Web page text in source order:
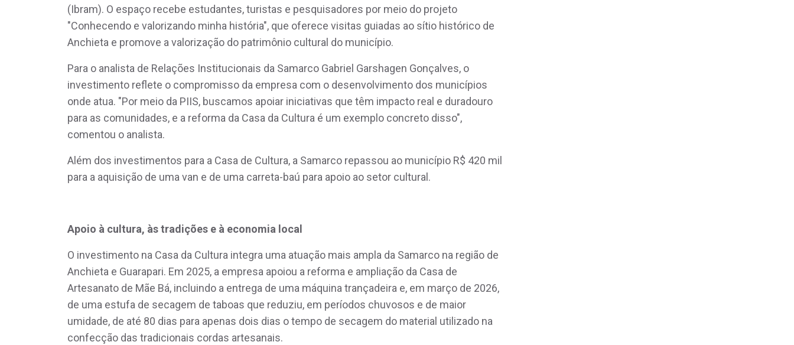
(Ibram). O espaço recebe estudantes, turistas e pesquisadores por meio do projeto
"Conhecendo e valorizando minha história", que oferece visitas guiadas ao sítio histórico de
Anchieta e promove a valorização do patrimônio cultural do município.
Para o analista de Relações Institucionais da Samarco Gabriel Garshagen Gonçalves, o
investimento reflete o compromisso da empresa com o desenvolvimento dos municípios
onde atua. "Por meio da PIIS, buscamos apoiar iniciativas que têm impacto real e duradouro
para as comunidades, e a reforma da Casa da Cultura é um exemplo concreto disso",
comentou o analista.
Além dos investimentos para a Casa de Cultura, a Samarco repassou ao município R$ 420 mil
para a aquisição de uma van e de uma carreta-baú para apoio ao setor cultural.
Apoio à cultura, às tradições e à economia local
O investimento na Casa da Cultura integra uma atuação mais ampla da Samarco na região de
Anchieta e Guarapari. Em 2025, a empresa apoiou a reforma e ampliação da Casa de
Artesanato de Mãe Bá, incluindo a entrega de uma máquina trançadeira e, em março de 2026,
de uma estufa de secagem de taboas que reduziu, em períodos chuvosos e de maior
umidade, de até 80 dias para apenas dois dias o tempo de secagem do material utilizado na
confecção das tradicionais cordas artesanais.